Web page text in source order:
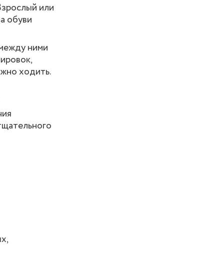
или
обуви
ними
ходить.